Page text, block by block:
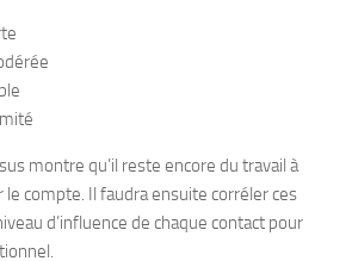
montre qu’il reste encore du travail à
le compte. Il faudra ensuite corréler ces
d’influence de chaque contact pour